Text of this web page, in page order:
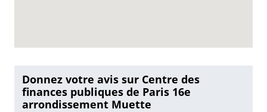
Donnez votre avis sur Centre des
finances publiques de Paris 16e
arrondissement Muette